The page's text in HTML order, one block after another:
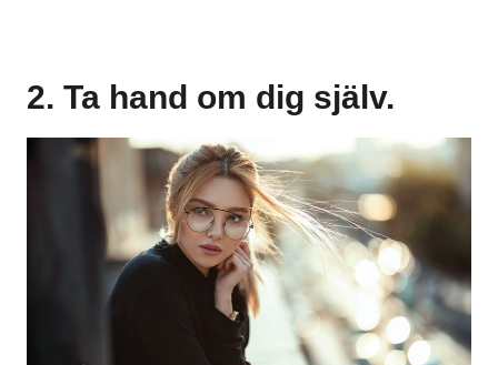
2. Ta hand om dig själv.